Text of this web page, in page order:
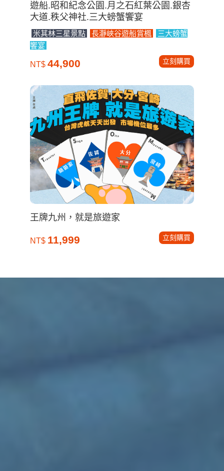
遊船.昭和紀念公園.月之石紅葉公園.銀杏
大道.秩父神社.三大螃蟹饗宴
米其林三星景點 長瀞峽谷遊船賞楓
三大螃蟹
饗宴
NT$ 44,900 立刻購買
王牌九州，就是旅遊家
NT$ 11,999 立刻購買